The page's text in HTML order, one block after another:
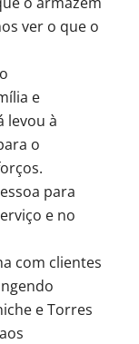
ver o que o
e
levou à
o
para
e no
com clientes
e Torres